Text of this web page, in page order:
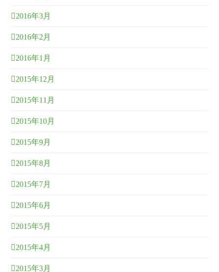
2016年3月
2016年2月
2016年1月
2015年12月
2015年11月
2015年10月
2015年9月
2015年8月
2015年7月
2015年6月
2015年5月
2015年4月
2015年3月